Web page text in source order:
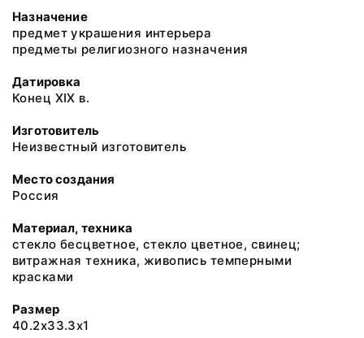
Назначение
предмет украшения интерьера
предметы религиозного назначения
Датировка
Конец XIX в.
Изготовитель
Неизвестный изготовитель
Место создания
Россия
Материал, техника
стекло бесцветное, стекло цветное, свинец;
витражная техника, живопись темперными
красками
Размер
40.2x33.3x1